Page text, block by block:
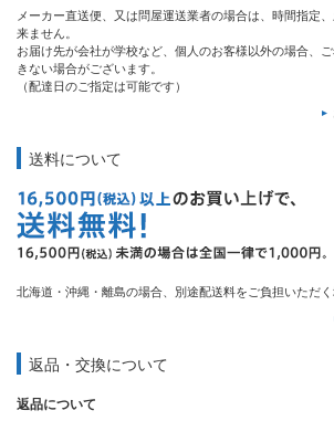
メーカー直送便、又は問屋運送業者の場合は、時間指定
来ません。
お届け先が会社が学校など、個人のお客様以外の場合、
きない場合がございます。
（配達日のご指定は可能です）
送料について
北海道・沖縄・離島の場合、別途配送料をご負担いただく
返品・交換について
返品について